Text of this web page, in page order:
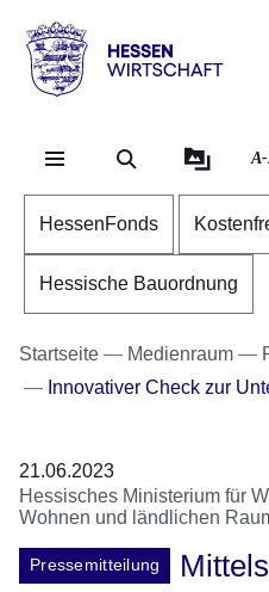
Hessen
Wirtschaft
HessenFonds
Hessische Bauordnung
Startseite Medienraum
Innovativer Check zur
21.06.2023
Hessisches Ministerium für
Wohnen und ländlichen
Pressemitteilung